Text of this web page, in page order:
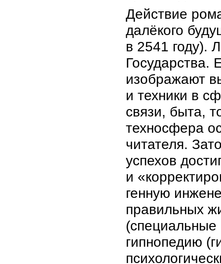
Действие
далёкого
в 2541 году).
Государства.
изображают
и техники в
связи, быта,
техносфера
читателя.
успехов
и
генную
правильных
(специальные
гипнопедию